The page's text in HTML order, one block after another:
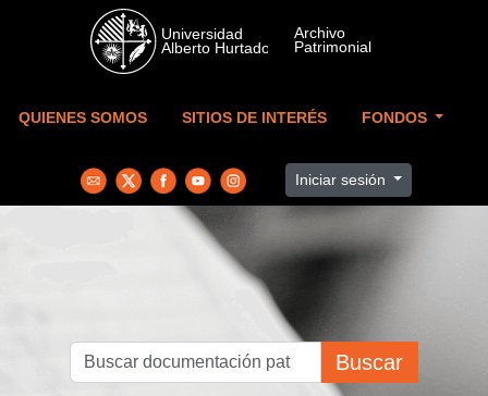
Skip to main content
QUIENES SOMOS SITIOS DE INTERÉS FONDOS
Iniciar sesión
Buscar